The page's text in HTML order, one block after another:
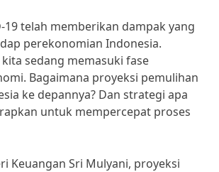
19 telah memberikan dampak yang
perekonomian Indonesia.
sedang memasuki fase
Bagaimana proyeksi pemulihan
ke depannya? Dan strategi apa
untuk mempercepat proses
Keuangan Sri Mulyani, proyeksi